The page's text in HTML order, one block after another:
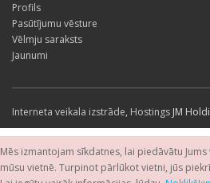
Profils
Pasūtījumu vēsture
Vēlmju saraksts
Jaunumi
Interneta veikala izstrāde, Hostings JM
Mēs izmantojam sīkdatnes, lai piedāvātu
mūsu vietnē. Turpinot pārlūkot vietni, jūs